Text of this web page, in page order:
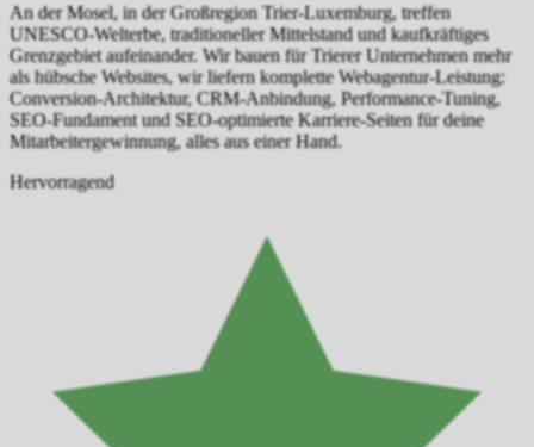
An der Mosel, in der Großregion Trier-Luxemburg, treffen
UNESCO-Welterbe, traditioneller Mittelstand und kaufkräftiges
Grenzgebiet aufeinander. Wir bauen für Trierer Unternehmen mehr
als hübsche Websites, wir liefern komplette Webagentur-Leistung:
Conversion-Architektur, CRM-Anbindung, Performance-Tuning,
SEO-Fundament und SEO-optimierte Karriere-Seiten für deine
Mitarbeitergewinnung, alles aus einer Hand.
Hervorragend